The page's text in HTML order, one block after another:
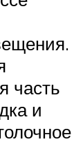
часть
и